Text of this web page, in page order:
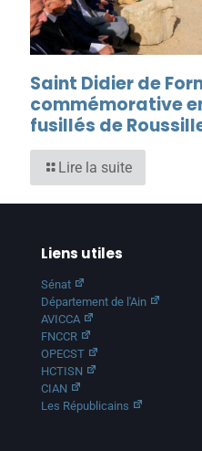
Saint Didier de
commémorative
fusillés de
Lire la suite
Liens utiles
Sénat
Département de l'Ain
AVICCA
FNCCR
OPECST
HCTISN
CIAN
Les Républicains